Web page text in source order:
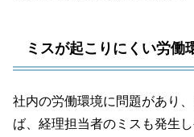
ミスが起こりにくい労働
社内の労働環境に問題があり
ば、経理担当者のミスも発生